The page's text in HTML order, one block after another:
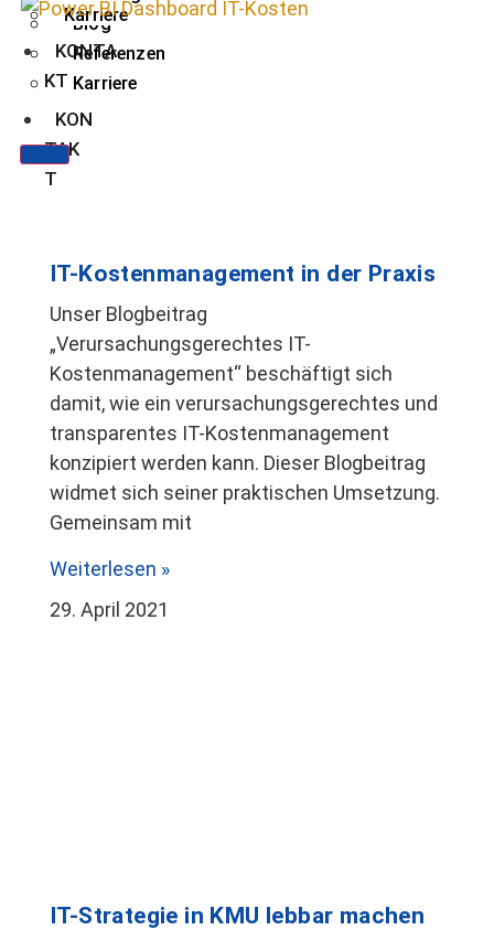
Blog
Referenzen
Karriere
KON
TAK
T
Karriere
KONTA
KT
IT-Kostenmanagement in der Praxis
Unser Blogbeitrag
„Verursachungsgerechtes IT-
Kostenmanagement“ beschäftigt sich
damit, wie ein verursachungsgerechtes und
transparentes IT-Kostenmanagement
konzipiert werden kann. Dieser Blogbeitrag
widmet sich seiner praktischen Umsetzung.
Gemeinsam mit
Weiterlesen »
29. April 2021
IT-Strategie in KMU lebbar machen